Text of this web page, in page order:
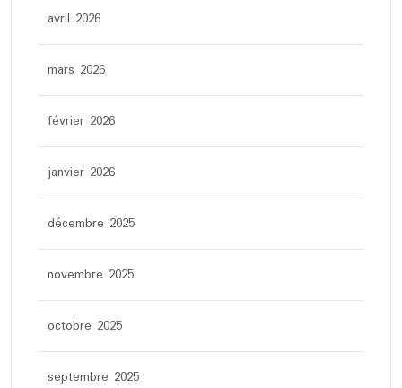
avril 2026
mars 2026
février 2026
janvier 2026
décembre 2025
novembre 2025
octobre 2025
septembre 2025